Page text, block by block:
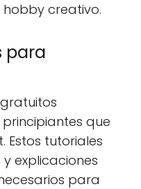
creativo.
para
que
Estos tutoriales
explicaciones
para